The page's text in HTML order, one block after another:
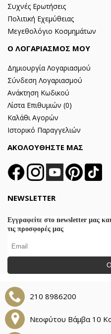
Συχνές Ερωτήσεις
Πολιτική Εχεμύθειας
Μεγεθολόγιο Κοσμημάτων
Ο ΛΟΓΑΡΙΑΣΜΟΣ ΜΟΥ
Δημιουργία Λογαριασμού
Σύνδεση Λογαριασμού
Ανάκτηση Κωδικού
Λίστα Επιθυμιών (0)
Καλάθι Αγορών
Ιστορικό Παραγγελιών
ΑΚΟΛΟΥΘΗΣΤΕ ΜΑΣ
NEWSLETTER
Εγγραφείτε στο newsletter μας και
τις προσφορές μας
210 8986200
Νεοφύτου Βάμβα 10